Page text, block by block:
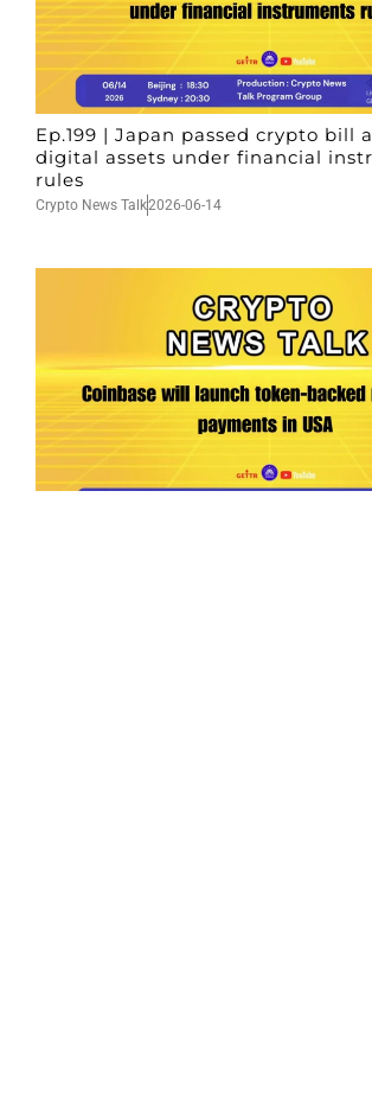
Ep.199 | Japan passed crypto bill
digital assets under financial
rules
Crypto News Talk2026-06-14